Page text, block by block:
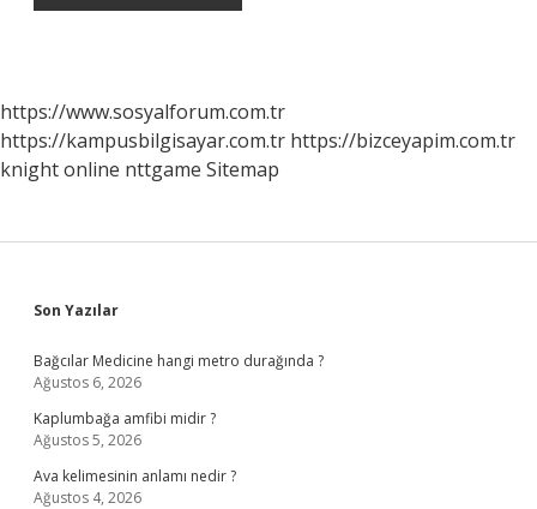
https://www.sosyalforum.com.tr
https://kampusbilgisayar.com.tr https://bizceyapim.com.tr
knight online nttgame Sitemap
Sidebar
Son Yazılar
Bağcılar Medicine hangi metro durağında ?
Ağustos 6, 2026
Kaplumbağa amfibi midir ?
Ağustos 5, 2026
Ava kelimesinin anlamı nedir ?
Ağustos 4, 2026